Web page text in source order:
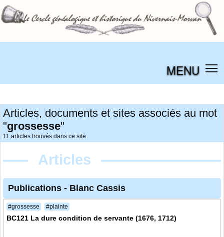
MENU
Articles, documents et sites associés au mot
"grossesse"
11 articles trouvés dans ce site
Articles
Publications - Blanc Cassis
#grossesse #plainte
BC121 La dure condition de servante (1676, 1712)